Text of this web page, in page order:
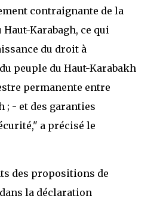
contraignante de la
Karabagh, ce qui
du droit à
peuple du Haut-Karabakh
permanente entre
; - et des garanties
a précisé le
des propositions de
la déclaration